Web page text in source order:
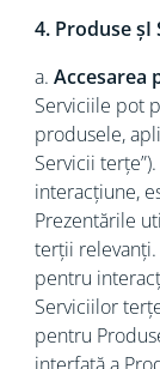
4. Produse șI
a. Accesarea
Serviciile pot
produsele,
Servicii
interacțiune,
Prezentările
terții
pentru
Serviciilor
pentru